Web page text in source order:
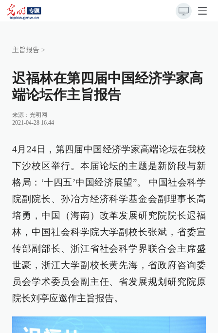
主旨报告 >
迟福林在第四届中国经济学家高
端论坛作主旨报告
来源： 光明网
2021-04-28 16:44
4月24日，第四届中国经济学家高端论坛在我校
下沙校区举行。本届论坛的主题是新阶段与新
格局：‘十四五’中国经济展望”。 中国社会科学
院副院长、孙冶方经济科学基金会副理事长高
培勇，中国（海南）改革发展研究院院长迟福
林，中国社会科学院大学副校长张斌，省委宣
传部副部长、浙江省社会科学界联合会主席盛
世豪，浙江大学副校长黄先海，省政府咨询委
员会学术委员会副主任、省发展规划研究院原
院长刘亭应邀作主旨报告。